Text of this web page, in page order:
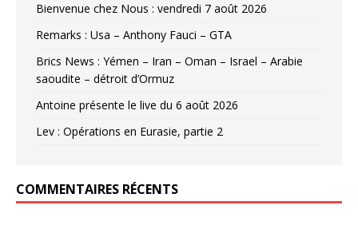
Bienvenue chez Nous : vendredi 7 août 2026
Remarks : Usa – Anthony Fauci – GTA
Brics News : Yémen – Iran – Oman – Israel – Arabie
saoudite – détroit d’Ormuz
Antoine présente le live du 6 août 2026
Lev : Opérations en Eurasie, partie 2
COMMENTAIRES RÉCENTS